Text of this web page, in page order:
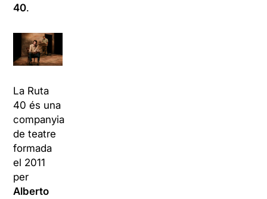
40.
La Ruta
40 és una
companyia
de teatre
formada
el 2011
per
Alberto